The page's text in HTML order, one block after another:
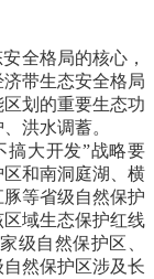
全格局的核心，
带生态安全格局
划的重要生态功
洪水调蓄。
大开发”战略要
和南洞庭湖、横
等省级自然保护
域生态保护红线
级自然保护区、
然保护区涉及长